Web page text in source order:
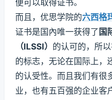
便可以取得证书。
而且，优思学院的六西格
证书是国內唯一获得了 国
（ILSSI） 的认可的，所
的标志，无论在国际上，
的认受性。而且我们有很
业，也有五百强的企业客